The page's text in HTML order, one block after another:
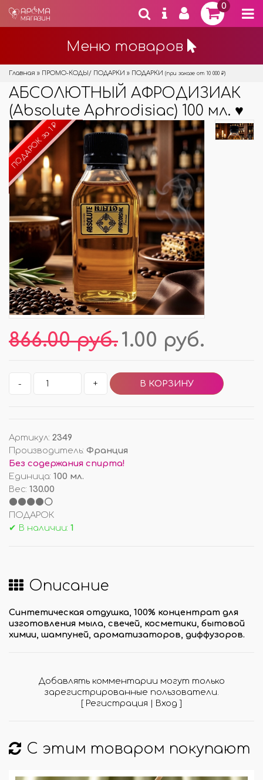
0
Меню товаров
Главная » ПРОМО-КОДЫ/ ПОДАРКИ » ПОДАРКИ (при заказе от 10 000 ₽)
АБСОЛЮТНЫЙ АФРОДИЗИАК
(Absolute Aphrodisiac) 100 мл. ♥
ПОДАРОК за 1 ₽
866.00 руб.1.00 руб.
- +
Артикул: 2349
Производитель: Франция
Без содержания спирта!
Единица: 100 мл.
Вес: 130.00
⚫⚫⚫⚫⚪
ПОДАРОК
✔ В наличии: 1
Описание
Синтетическая отдушка, 100% концентрат для
изготовления мыла, свечей, косметики, бытовой
химии, шампуней, ароматизаторов, диффузоров.
Добавлять комментарии могут только
зарегистрированные пользователи.
[ Регистрация | Вход ]
С этим товаром покупают